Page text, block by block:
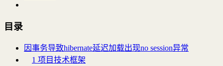
目录
因事务导致hibernate延迟加载出现no session异常
1 项目技术框架